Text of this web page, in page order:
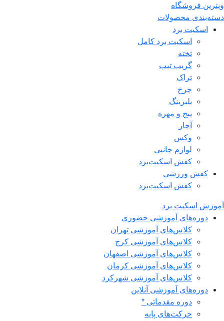
ویترین فروشگاه
دسته‌بندی محصولات
اسکیت برد
اسکیت برد کامل
تخته
گریپ تیپ
تراک
چرخ
بلبرینگ
پیچ و مهره
آچار
وکس
لوازم جانبی
کفش اسکیت‌برد
کفش ورزشی
کفش اسکیت‌برد
آموزش اسکیت برد
دوره‌های آموزشی حضوری
کلاس‌های آموزشی تهران
کلاس‌های آموزشی کرج
کلاس‌های آموزشی اصفهان
کلاس‌های آموزشی کرمان
کلاس‌های آموزشی شهرکرد
دوره‌های آموزشی آنلاین
دوره مقدماتی *
حرکت‌های پایه